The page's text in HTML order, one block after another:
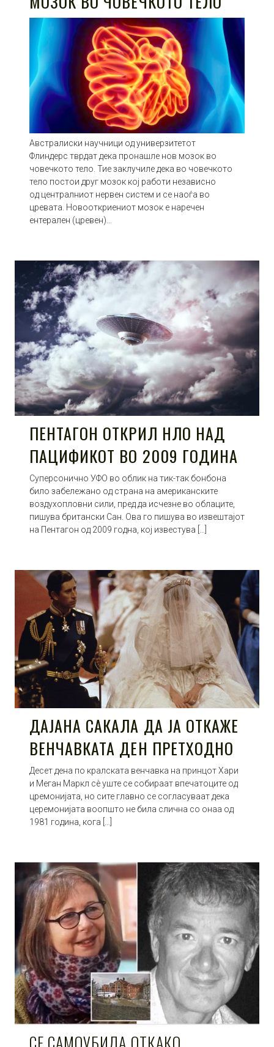
Австралиски научници од универзитетот
Флиндерс тврдат дека пронашле нов мозок во
човечкото тело. Тие заклучиле дека во човечкото
тело постои друг мозок кој работи независно
од централниот нервен систем и се наоѓа во
цревата. Новооткриениот мозок е наречен
ентерален (цревен)…
ПЕНТАГОН ОТКРИЛ НЛО НАД
ПАЦИФИКОТ ВО 2009 ГОДИНА
Суперсонично УФО во облик на тик-так бонбона
било забележано од страна на американските
воздухопловни сили, пред да исчезне во облаците,
пишува британски Сан. Ова го пишува во извештајот
на Пентагон од 2009 годна, кој известува […]
ДАЈАНА САКАЛА ДА ЈА ОТКАЖЕ
ВЕНЧАВКАТА ДЕН ПРЕТХОДНО
Десет дена по кралската венчавка на принцот Хари
и Меган Маркл сè уште се собираат впечатоците од
цремонијата, но сите главно се согласуваат дека
церемонијата воопшто не била слична со онаа од
1981 година, кога […]